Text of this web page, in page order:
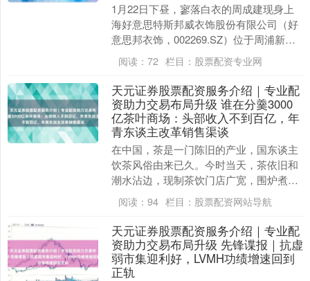
1月22日下昼，寥落白衣的周成建现身上
海好意思特斯邦威衣饰股份有限公司（好
意思邦衣饰，002269.SZ）位于周浦新园
区里的会议室。 当日晚间，好意思邦衣饰
发布....
阅读： 72 栏目： 股票配资专业网
天元证券股票配资服务介绍｜专业配
资助力交易布局升级 谁在分羹3000
亿茶叶商场：头部收入不到百亿，年
青东谈主改革销售渠谈
在中国，茶是一门陈旧的产业，国东谈主
饮茶风俗由来已久。今时当天，茶依旧和
潮水沾边，现制茶饮门店广宽，围炉煮
茶、低糖茶受到年青东谈主追捧。 中国茶
叶畅达协会发布的....
阅读： 94 栏目： 股票配资网站导航
天元证券股票配资服务介绍｜专业配
资助力交易布局升级 先锋谍报｜抗虚
弱市集迎利好，LVMH功绩增速回到
正轨